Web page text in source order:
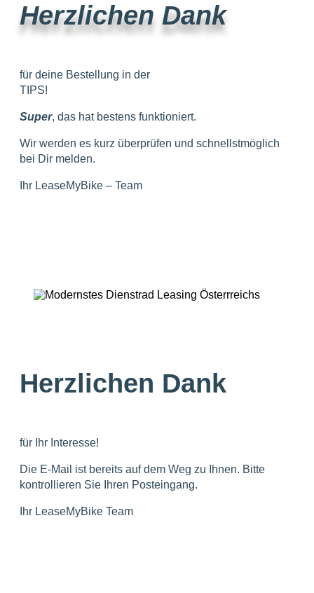
Herzlichen Dank
für deine Bestellung in der
TIPS!
Super, das hat bestens funktioniert.
Wir werden es kurz überprüfen und schnellstmöglich
bei Dir melden.
Ihr LeaseMyBike – Team
Herzlichen Dank
für Ihr Interesse!
Die E-Mail ist bereits auf dem Weg zu Ihnen. Bitte
kontrollieren Sie Ihren Posteingang.
Ihr LeaseMyBike Team